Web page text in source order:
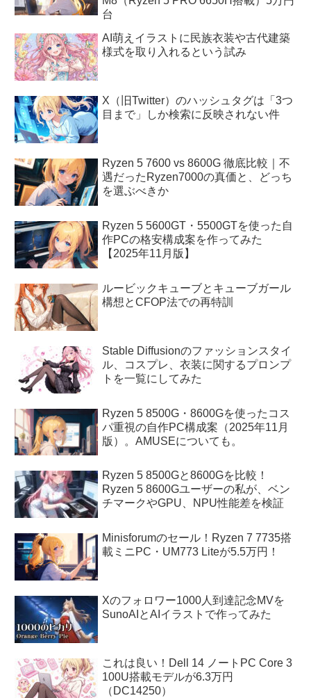
台
AI萌えイラストに民族衣装や古代建築
様式を取り入れるという試み
X（旧Twitter）のハッシュタグは「3つ
目まで」しか検索に反映されない件
Ryzen 5 7600 vs 8600G 徹底比較｜不
遇だったRyzen7000の真価と、どっち
を選ぶべきか
Ryzen 5 5600GT・5500GTを使った自
作PCの格安構成案を作ってみた
【2025年11月版】
ルービックキューブとキューブガール
構想とCFOP法での再特訓
Stable Diffusionのファッションスタイ
ル、コスプレ、衣装に関するプロンプ
トを一覧にしてみた
Ryzen 5 8500G・8600Gを使ったコス
パ重視の自作PC構成案（2025年11月
版）。AMUSEについても。
Ryzen 5 8500Gと8600Gを比較！
Ryzen 5 8600Gユーザーの私が、ベン
チマークやGPU、NPU性能差を検証
Minisforumのセール！Ryzen 7 7735搭
載ミニPC・UM773 Liteが5.5万円！
Xのフォロワー1000人到達記念MVを
SunoAIとAIイラストで作ってみた
これは良い！Dell 14 ノートPC Core 3
100U搭載モデルが6.3万円
（DC14250）